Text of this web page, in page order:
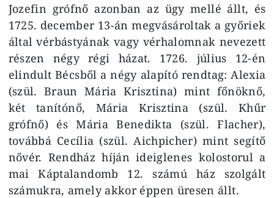
Jozefin grófnő azonban az ügy mellé állt, és
1725. december 13-án megvásároltak a győriek
által vérbástyának vagy vérhalomnak nevezett
részen négy régi házat. 1726. július 12-én
elindult Bécsből a négy alapító rendtag: Alexia
(szül. Braun Mária Krisztina) mint főnöknő,
két tanítónő, Mária Krisztina (szül. Khűr
grófnő) és Mária Benedikta (szül. Flacher),
továbbá Cecília (szül. Aichpicher) mint segítő
nővér. Rendház híján ideiglenes kolostorul a
mai Káptalandomb 12. számú ház szolgált
számukra, amely akkor éppen üresen állt.